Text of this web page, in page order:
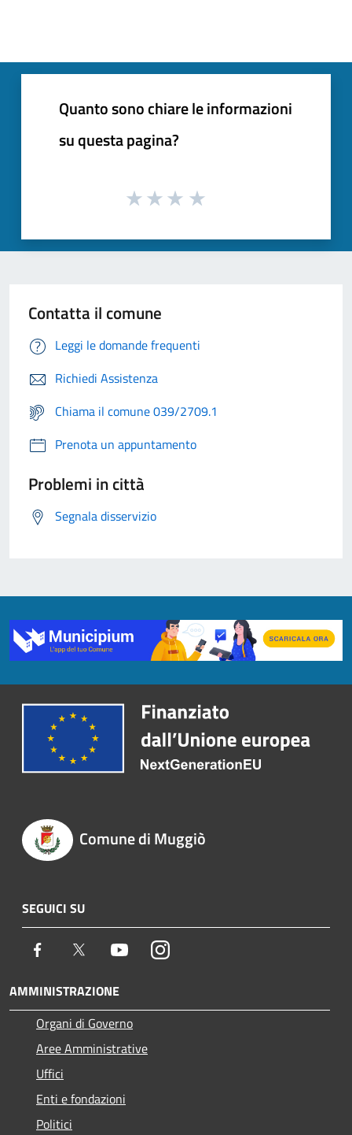
Quanto sono chiare le informazioni
su questa pagina?
Contatta il comune
Leggi le domande frequenti
Richiedi Assistenza
Chiama il comune 039/2709.1
Prenota un appuntamento
Problemi in città
Segnala disservizio
Comune di Muggiò
SEGUICI SU
Facebook Twitter YoutubeInstagram
AMMINISTRAZIONE
Organi di Governo
Aree Amministrative
Uffici
Enti e fondazioni
Politici